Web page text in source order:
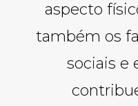
aspecto
também os
sociais e